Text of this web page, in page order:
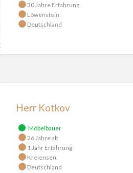
30 Jahre Erfahrung
Löwenstein
Deutschland
Herr Kotkov
Möbelbauer
26 Jahre alt
1 Jahr Erfahrung
Kreiensen
Deutschland